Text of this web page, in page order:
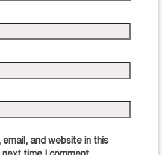
and website in this